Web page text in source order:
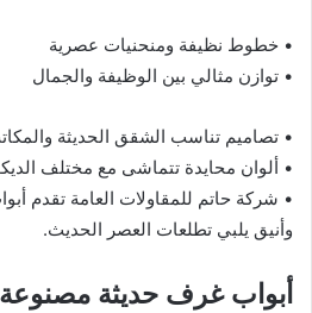
• خطوط نظيفة ومنحنيات عصرية
• توازن مثالي بين الوظيفة والجمال
• تصاميم تناسب الشقق الحديثة
• ألوان محايدة تتماشى مع مختلف
• شركة حاتم للمقاولات العامة تقدم
وأنيق يلبي تطلعات العصر الحديث.
أبواب غرف حديثة